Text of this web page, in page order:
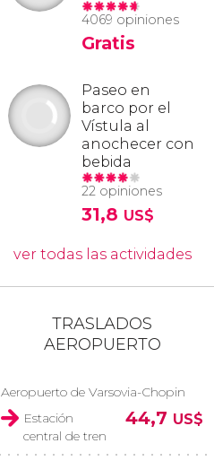
4069 opiniones
Gratis
Paseo en
barco por el
Vístula al
anochecer con
bebida
22 opiniones
31,8 US$
ver todas las actividades
TRASLADOS
AEROPUERTO
Aeropuerto de Varsovia-Chopin
Estación
central de tren
44,7 US$